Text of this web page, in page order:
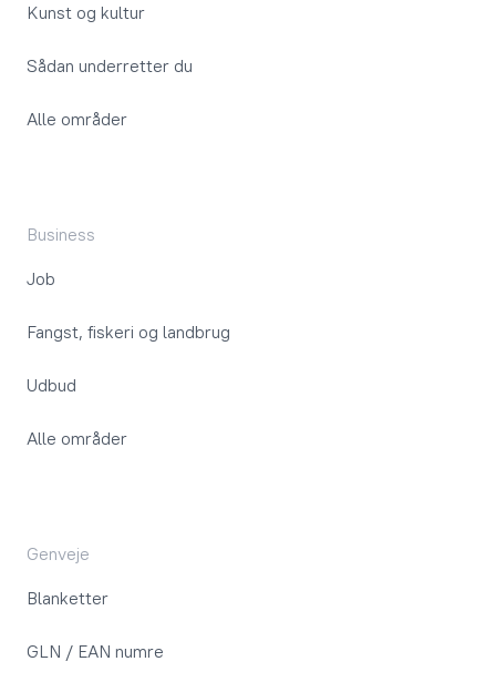
Kunst og kultur
Sådan underretter du
Alle områder
Business
Job
Fangst, fiskeri og landbrug
Udbud
Alle områder
Genveje
Blanketter
GLN / EAN numre